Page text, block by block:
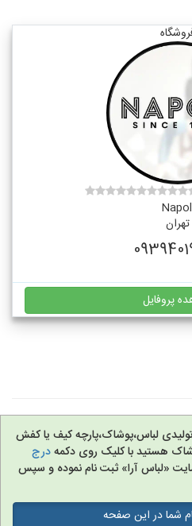
تهران
پروفایل
لباس،پوشاک،پارچه کیف یا کفش
هستید با کلیک روی دکمهدرج
«لباس آرا» ثبت نام نموده و سپس
شما در این صفحه